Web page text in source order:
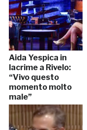
Aida Yespica in
lacrime a Rivelo:
“Vivo questo
momento molto
male”